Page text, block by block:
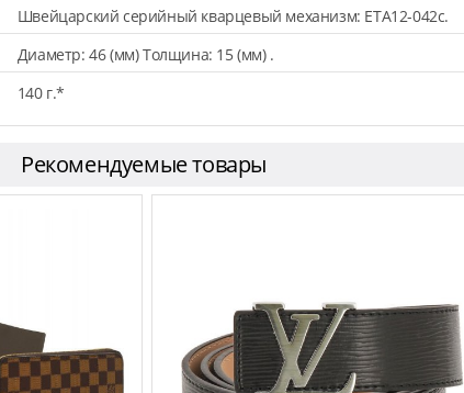
Швейцарский серийный кварцевый механизм: ETA12-042c.
Диаметр: 46 (мм) Толщина: 15 (мм) .
140 г.*
Рекомендуемые товары